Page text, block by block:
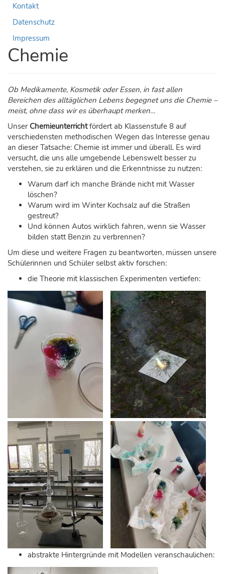
Kontakt
Datenschutz
Impressum
Chemie
Ob Medikamente, Kosmetik oder Essen, in fast allen
Bereichen des alltäglichen Lebens begegnet uns die Chemie –
meist, ohne dass wir es überhaupt merken…
Unser Chemieunterrichtfördert ab Klassenstufe 8 auf
verschiedensten methodischen Wegen das Interesse genau
an dieser Tatsache: Chemie ist immer und überall. Es wird
versucht, die uns alle umgebende Lebenswelt besser zu
verstehen, sie zu erklären und die Erkenntnisse zu nutzen:
Warum darf ich manche Brände nicht mit Wasser
löschen?
Warum wird im Winter Kochsalz auf die Straßen
gestreut?
Und können Autos wirklich fahren, wenn sie Wasser
bilden statt Benzin zu verbrennen?
Um diese und weitere Fragen zu beantworten, müssen unsere
Schülerinnen und Schüler selbst aktiv forschen:
die Theorie mit klassischen Experimenten vertiefen:
abstrakte Hintergründe mit Modellen veranschaulichen: